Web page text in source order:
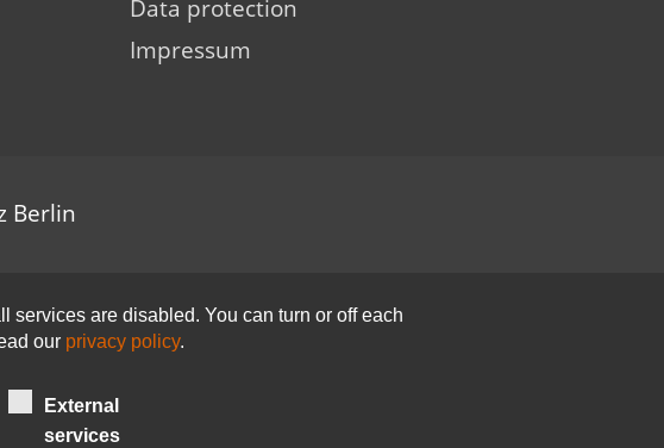
Data protection
Impressum
Berlin
are disabled. You can turn or off each
our privacy policy.
External
services